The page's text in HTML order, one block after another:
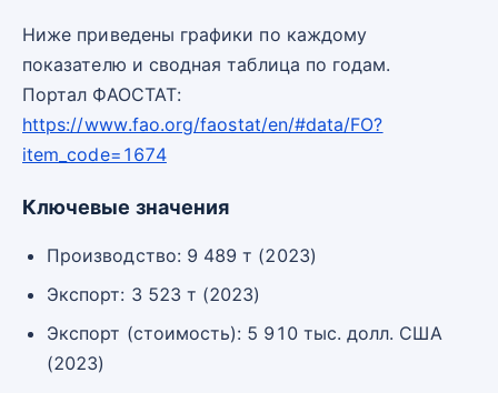
Ниже приведены графики по каждому
показателю и сводная таблица по годам.
Портал ФАОСТАТ:
https://www.fao.org/faostat/en/#data/FO?
item_code=1674
Ключевые значения
Производство: 9 489 т (2023)
Экспорт: 3 523 т (2023)
Экспорт (стоимость): 5 910 тыс. долл. США
(2023)